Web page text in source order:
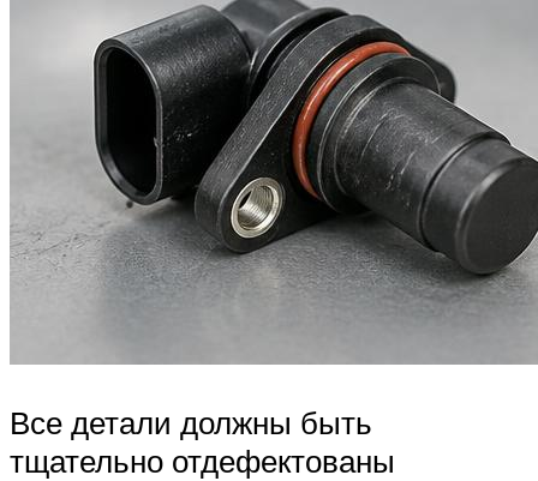
Все детали должны быть
тщательно отдефектованы